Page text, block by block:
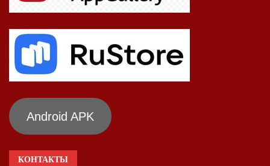
Android APK
КОНТАКТЫ